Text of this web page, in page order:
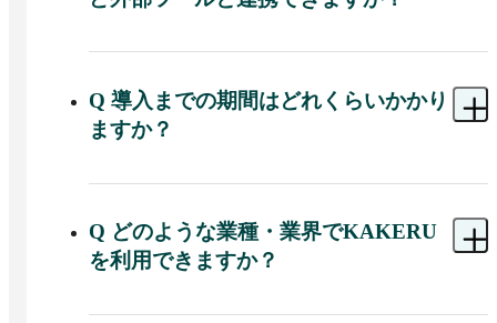
可能です。
A 連携可能です。基幹システム・CRM・POSレ
Q 導入までの期間はどれくらいかかり
ますか？
A カスタマイズが不要な場合は最短2週間程度で導
Q どのような業種・業界でKAKERU
を利用できますか？
A 飲食・小売・メーカー・卸売・不動産・自治